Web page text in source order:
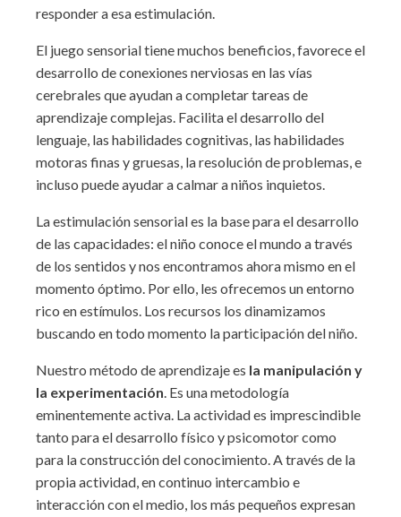
responder a esa estimulación.
El juego sensorial tiene muchos beneficios, favorece el
desarrollo de conexiones nerviosas en las vías
cerebrales que ayudan a completar tareas de
aprendizaje complejas. Facilita el desarrollo del
lenguaje, las habilidades cognitivas, las habilidades
motoras finas y gruesas, la resolución de problemas, e
incluso puede ayudar a calmar a niños inquietos.
La estimulación sensorial es la base para el desarrollo
de las capacidades: el niño conoce el mundo a través
de los sentidos y nos encontramos ahora mismo en el
momento óptimo. Por ello, les ofrecemos un entorno
rico en estímulos. Los recursos los dinamizamos
buscando en todo momento la participación del niño.
Nuestro método de aprendizaje es la manipulación y
la experimentación. Es una metodología
eminentemente activa. La actividad es imprescindible
tanto para el desarrollo físico y psicomotor como
para la construcción del conocimiento. A través de la
propia actividad, en continuo intercambio e
interacción con el medio, los más pequeños expresan